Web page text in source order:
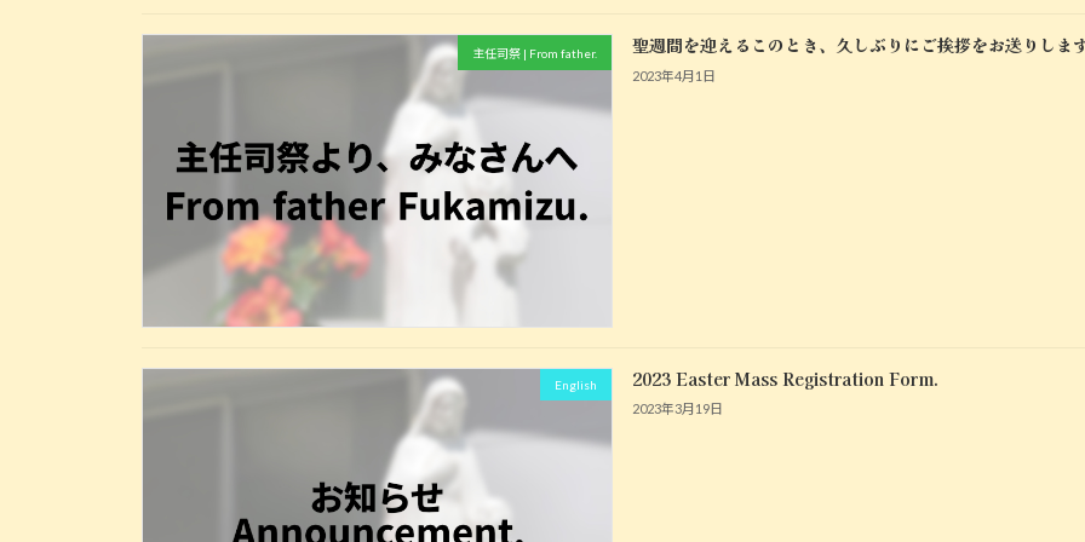
主任司祭 | From father. 聖週間を迎えるこのとき、久しぶりにご挨拶をお送りしま
2023年4月1日
English 2023 Easter Mass Registration Form.
2023年3月19日